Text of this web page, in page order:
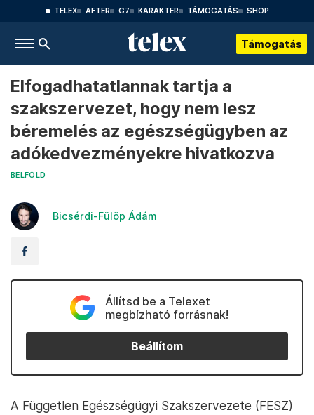
TELEX AFTER G7 KARAKTER TÁMOGATÁS SHOP
Támogatás
Elfogadhatatlannak tartja a
szakszervezet, hogy nem lesz
béremelés az egészségügyben az
adókedvezményekre hivatkozva
BELFÖLD
Bicsérdi-Fülöp Ádám
Állítsd be a Telexet
megbízható forrásnak!
Beállítom
A Független Egészségügyi Szakszervezete (FESZ)